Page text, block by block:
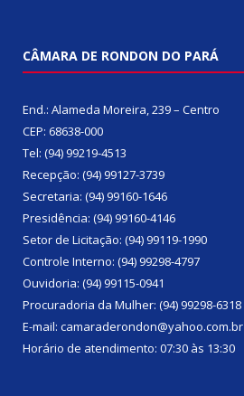
CÂMARA DE RONDON DO PARÁ
End.: Alameda Moreira, 239 – Centro
CEP: 68638-000
Tel: (94) 99219-4513
Recepção: (94) 99127-3739
Secretaria: (94) 99160-1646
Presidência: (94) 99160-4146
Setor de Licitação: (94) 99119-1990
Controle Interno: (94) 99298-4797
Ouvidoria: (94) 99115-0941
Procuradoria da Mulher: (94) 99298-6318
E-mail: camaraderondon@yahoo.com.br
Horário de atendimento: 07:30 às 13:30